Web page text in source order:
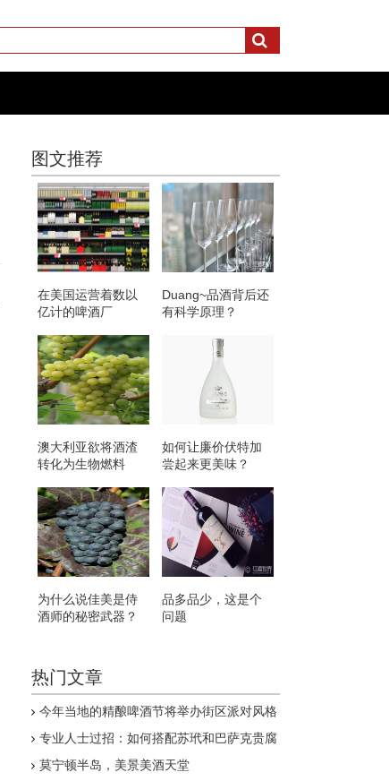
图文推荐
在美国运营着数以
亿计的啤酒厂
Duang~品酒背后还
有科学原理？
澳大利亚欲将酒渣
转化为生物燃料
如何让廉价伏特加
尝起来更美味？
为什么说佳美是侍
酒师的秘密武器？
品多品少，这是个
问题
热门文章
今年当地的精酿啤酒节将举办街区派对风格
专业人士过招：如何搭配苏玳和巴萨克贵腐
莫宁顿半岛，美景美酒天堂